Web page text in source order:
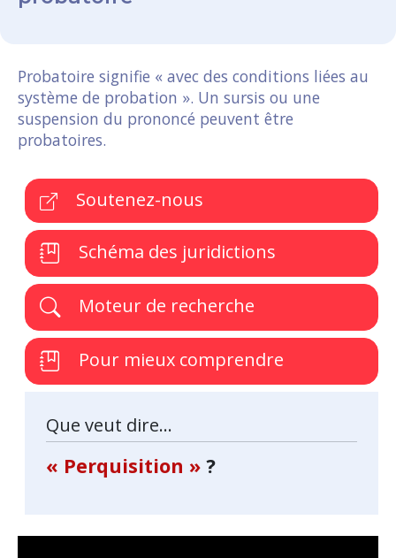
Probatoire signifie « avec des conditions liées au
système de probation ». Un sursis ou une
suspension du prononcé peuvent être
probatoires.
Soutenez-nous
Schéma des juridictions
Moteur de recherche
Pour mieux comprendre
Que veut dire...
« Perquisition » ?